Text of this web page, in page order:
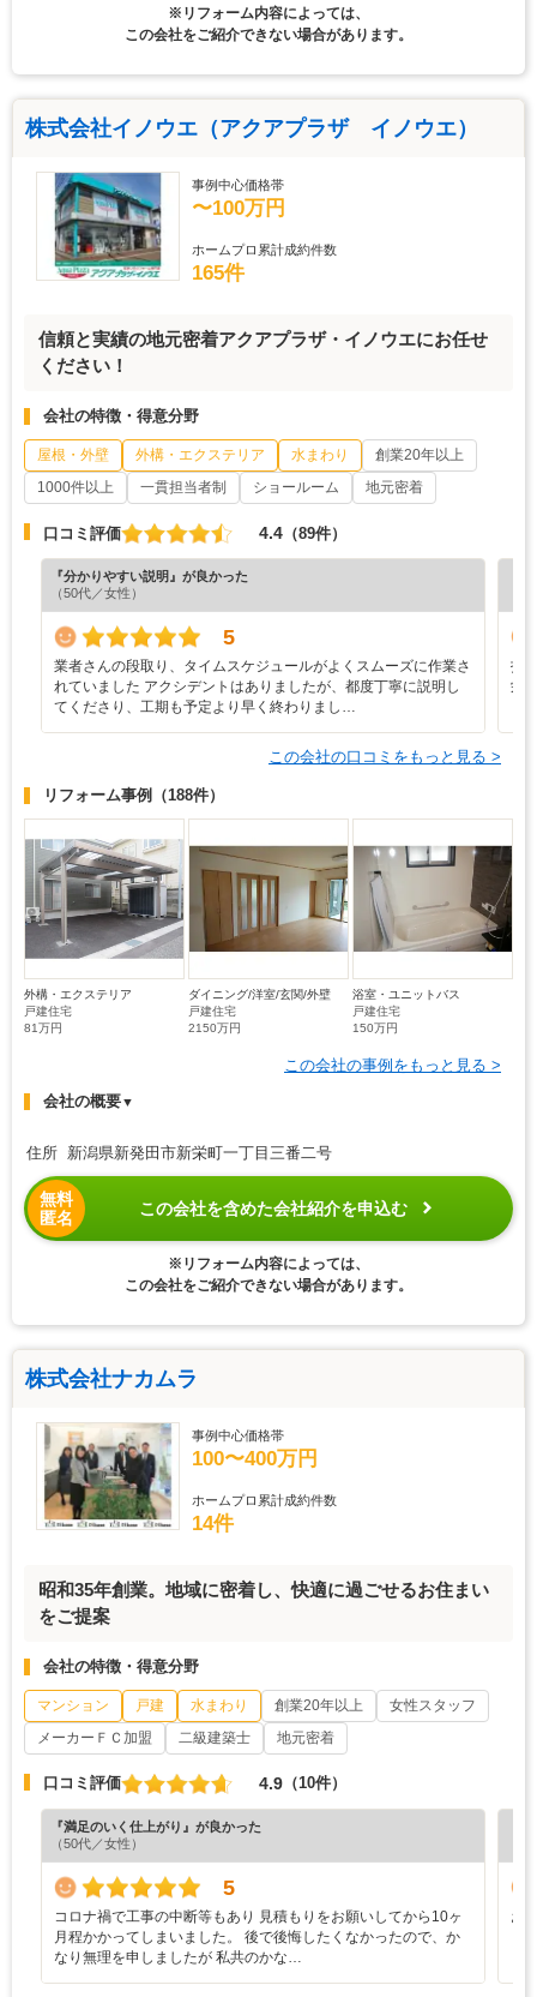
※リフォーム内容によっては、
この会社をご紹介できない場合があります。
株式会社イノウエ（アクアプラザ イノウエ）
事例中心価格帯
〜100万円
ホームプロ累計成約件数
165件
信頼と実績の地元密着アクアプラザ・イノウエにお任せ
ください！
会社の特徴・得意分野
屋根・外壁 外構・エクステリア 水まわり
創業20年以上
1000件以上
一貫担当者制 ショールーム 地元密着
口コミ評価 4.4 （89件）
『分かりやすい説明』が良かった
（50代／女性）
5
業者さんの段取り、タイムスケジュールがよくスムーズに作業さ
れていました アクシデントはありましたが、都度丁寧に説明し
てくださり、工期も予定より早く終わりまし…
打
栄
この会社の口コミをもっと見る >
リフォーム事例 （188件）
外構・エクステリア
戸建住宅
81万円
ダイニング/洋室/玄関/外壁
戸建住宅
2150万円
浴室・ユニットバス
戸建住宅
150万円
この会社の事例をもっと見る >
会社の概要▼
住所 新潟県新発田市新栄町一丁目三番二号
無料
匿名
この会社を含めた会社紹介を申込む
※リフォーム内容によっては、
この会社をご紹介できない場合があります。
株式会社ナカムラ
事例中心価格帯
100〜400万円
ホームプロ累計成約件数
14件
昭和35年創業。地域に密着し、快適に過ごせるお住まい
をご提案
会社の特徴・得意分野
マンション 戸建 水まわり 創業20年以上
女性スタッフ
メーカーＦＣ加盟
二級建築士 地元密着
口コミ評価 4.9 （10件）
『満足のいく仕上がり』が良かった
（50代／女性）
5
コロナ禍で工事の中断等もあり 見積もりをお願いしてから10ヶ
月程かかってしまいました。 後で後悔したくなかったので、か
なり無理を申しましたが 私共のかな…
お